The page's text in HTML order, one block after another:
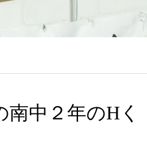
南中２年のHく